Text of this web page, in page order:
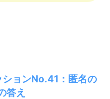
ョンNo.41：匿名の
答え